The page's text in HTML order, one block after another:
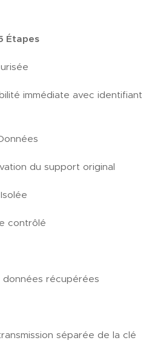
Étapes
immédiate avec identifiant
du support original
contrôlé
récupérées
séparée de la clé